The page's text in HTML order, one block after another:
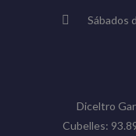
Sábados
Diceltro
Cubelles: